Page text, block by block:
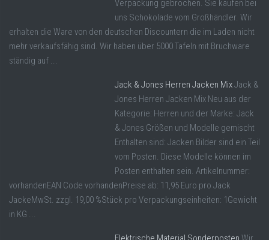
Verpackung gebrochen. Sie kaufen bei
uns Schokolade vom Großhändler. Wir
erhalten die Ware von den deutschen Discountern die im Laden nicht
mehr verkaufsfähig sind. Wir haben über 5000 Tafeln mit Bruchware
ständig auf ...
Jack & Jones Herren Jacken MixJack &
Jones Herren Jacken Mix Neu aus der
Kategorie: Herren und der Marke: Jack
& Jones Größen und Modelle gemischt
Enthalten sind: Jacken Bilder sind ein Teil
vom Posten. Diese Modelle können im
Posten enthalten sein. Artikelnummer:
vorhandenEAN Code vorhandenPreise ab: 11,95 Euro pro Jack
JackeMwSt. zzgl. 19,00 %Stück pro Verpackungseinheiten: 1Gewicht
in KG ...